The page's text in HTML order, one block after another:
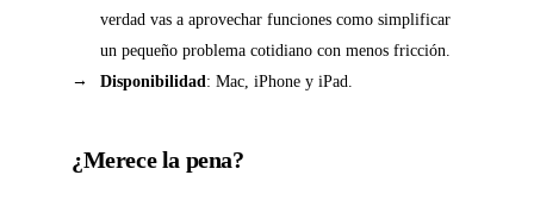
verdad vas a aprovechar funciones como simplificar
un pequeño problema cotidiano con menos fricción.
Disponibilidad: Mac, iPhone y iPad.
¿Merece la pena?